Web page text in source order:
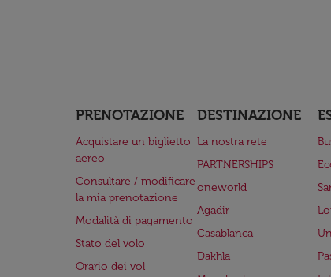
PRENOTAZIONE
Acquistare un biglietto
aereo
Consultare / modificare
la mia prenotazione
Modalità di pagamento
Stato del volo
Orario dei vol
DESTINAZIONE
La nostra rete
PARTNERSHIPS
oneworld
Agadir
Casablanca
Dakhla